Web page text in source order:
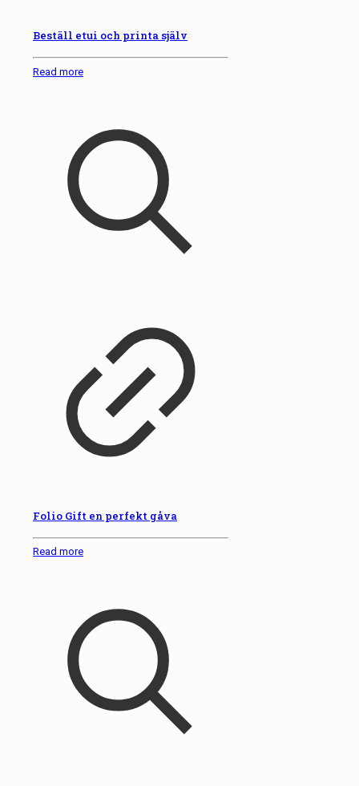
Beställ etui och printa själv
Read more
Folio Gift en perfekt gåva
Read more